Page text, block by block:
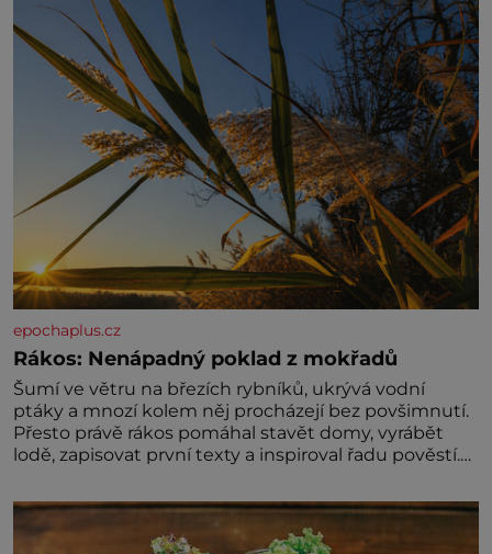
epochaplus.cz
Rákos: Nenápadný poklad z mokřadů
Šumí ve větru na březích rybníků, ukrývá vodní
ptáky a mnozí kolem něj procházejí bez povšimnutí.
Přesto právě rákos pomáhal stavět domy, vyrábět
lodě, zapisovat první texty a inspiroval řadu pověstí.
už tisíce let. Většina lidí vnímá rákos jen jako
obyčejnou kulisu letního koupání. Stačí se však
podívat